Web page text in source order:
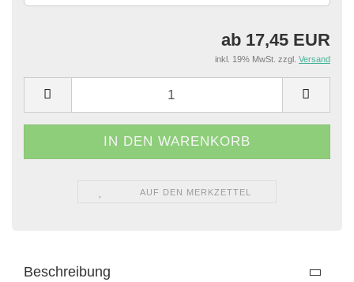
ab 17,45 EUR
inkl. 19% MwSt. zzgl. Versand
AUF DEN MERKZETTEL
Beschreibung